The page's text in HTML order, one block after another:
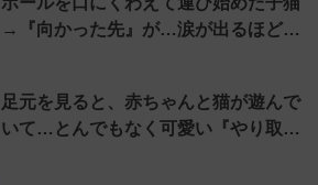
→『向かった先』が…涙が出るほど…
足元を見ると、赤ちゃんと猫が遊んで
いて…とんでもなく可愛い『やり取…